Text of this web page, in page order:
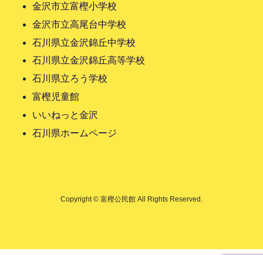
金沢市立富樫小学校
金沢市立高尾台中学校
石川県立金沢錦丘中学校
石川県立金沢錦丘高等学校
石川県立ろう学校
富樫児童館
いいねっと金沢
石川県ホームページ
Copyright © 富樫公民館 All Rights Reserved.